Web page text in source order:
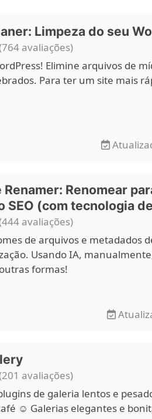
Limpeza do seu
avaliações)
Elimine arquivos de
Para ter um site mais
Renomear
SEO (com tecnologia
avaliações)
de arquivos e metadados
Usando IA,
formas!
avaliações)
de galeria lentos e
☺️ Galerias elegantes e